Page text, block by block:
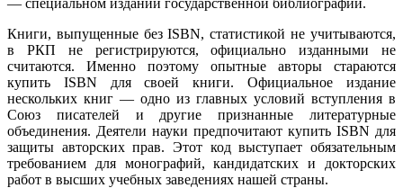
Книги, выпущенные без ISBN, статистикой не учитываются,
в РКП не регистрируются, официально изданными не
считаются. Именно поэтому опытные авторы стараются
купить ISBN для своей книги. Официальное издание
нескольких книг — одно из главных условий вступления в
Союз писателей и другие признанные литературные
объединения. Деятели науки предпочитают купить ISBN для
защиты авторских прав. Этот код выступает обязательным
требованием для монографий, кандидатских и докторских
работ в высших учебных заведениях нашей страны.